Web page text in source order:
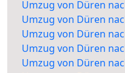
Umzug von Düren
Umzug von Düren
Umzug von Düren
Umzug von Düren
Umzug von Düren